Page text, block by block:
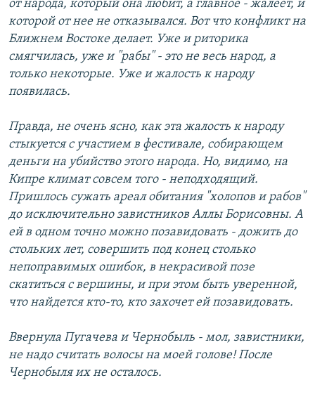
от народа, который она любит, а главное - жалеет, и
которой от нее не отказывался. Вот что конфликт на
Ближнем Востоке делает. Уже и риторика
смягчилась, уже и "рабы" - это не весь народ, а
только некоторые. Уже и жалость к народу
появилась.
Правда, не очень ясно, как эта жалость к народу
стыкуется с участием в фестивале, собирающем
деньги на убийство этого народа. Но, видимо, на
Кипре климат совсем того - неподходящий.
Пришлось сужать ареал обитания "холопов и рабов"
до исключительно завистников Аллы Борисовны. А
ей в одном точно можно позавидовать - дожить до
стольких лет, совершить под конец столько
непоправимых ошибок, в некрасивой позе
скатиться с вершины, и при этом быть уверенной,
что найдется кто-то, кто захочет ей позавидовать.
Ввернула Пугачева и Чернобыль - мол, завистники,
не надо считать волосы на моей голове! После
Чернобыля их не осталось.